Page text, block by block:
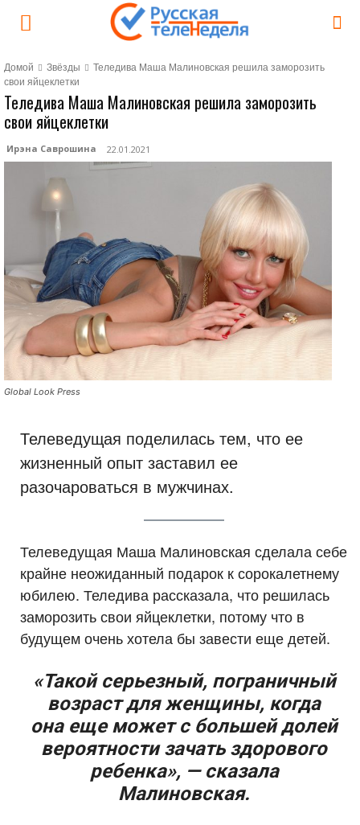
Домой Звёзды
Теледива Маша Малиновская решила заморозить
свои яйцеклетки
Теледива Маша Малиновская решила заморозить
свои яйцеклетки
Ирэна Саврошина 22.01.2021
Global Look Press
Телеведущая поделилась тем, что ее
жизненный опыт заставил ее
разочароваться в мужчинах.
Телеведущая Маша Малиновская сделала себе
крайне неожиданный подарок к сорокалетнему
юбилею. Теледива рассказала, что решилась
заморозить свои яйцеклетки, потому что в
будущем очень хотела бы завести еще детей.
«Такой серьезный, пограничный
возраст для женщины, когда
она еще может с большей долей
вероятности зачать здорового
ребенка», — сказала
Малиновская.